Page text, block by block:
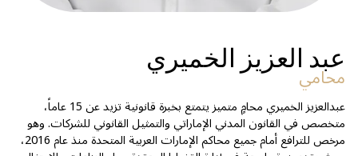
عبد العزيز الخميري
محامي
عبدالعزيز الخميري محامٍ متميز يتمتع بخبرة قانونية تزيد عن 15 عاماً،
متخصص في القانون المدني الإماراتي والتمثيل القانوني للشركات. وهو
مرخص للترافع أمام جميع محاكم الإمارات العربية المتحدة منذ عام 2016،